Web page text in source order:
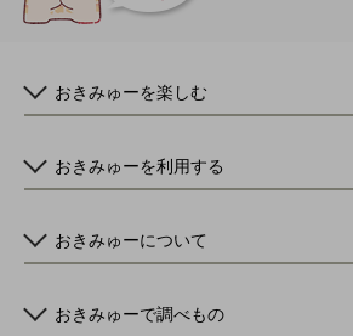
おきみゅーを楽しむ
おきみゅーを利用する
おきみゅーについて
おきみゅーで調べもの